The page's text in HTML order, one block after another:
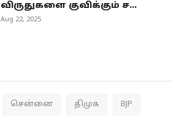
விருதுகளை குவிக்கும் ச...
Aug 22, 2025
சென்னை திமுக BJP